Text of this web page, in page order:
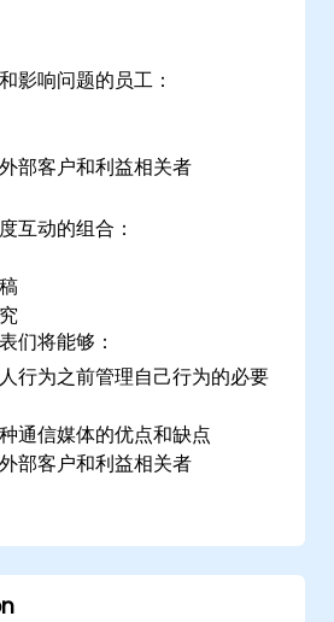
影响问题的员工：
部客户和利益相关者
互动的组合：
们将能够：
行为之前管理自己行为的必要
通信媒体的优点和缺点
部客户和利益相关者